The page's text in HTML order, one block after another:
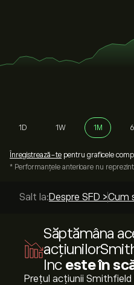
1D 1W 1M
Înregistrează-te pentru graficele
* Performanțele anterioare nu
Salt la:Despre SFD >Cum
Săptămâna
Inc este în
Prețul acțiunii Smithfield